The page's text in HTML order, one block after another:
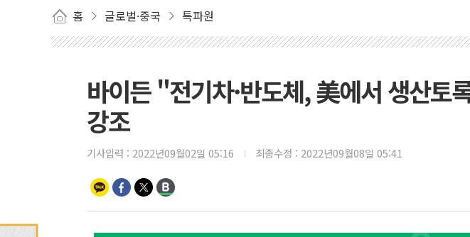
홈 글로벌·중국 특파원
바이든 "전기차·반도체, 美에서 생산토
강조
기사입력 : 2022년09월02일 05:16 최종수정 : 2022년09월08일 05:41